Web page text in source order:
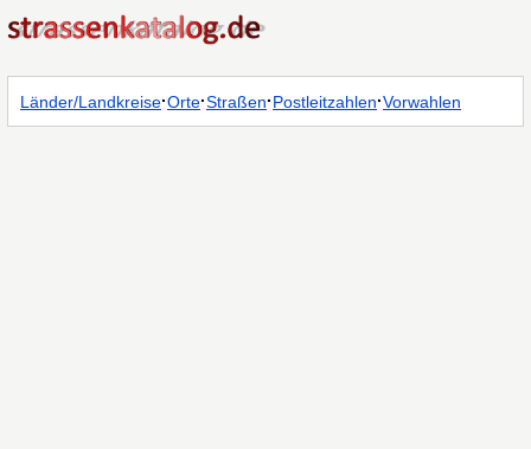
Länder/Landkreise·Orte·Straßen·Postleitzahlen·Vorwahlen